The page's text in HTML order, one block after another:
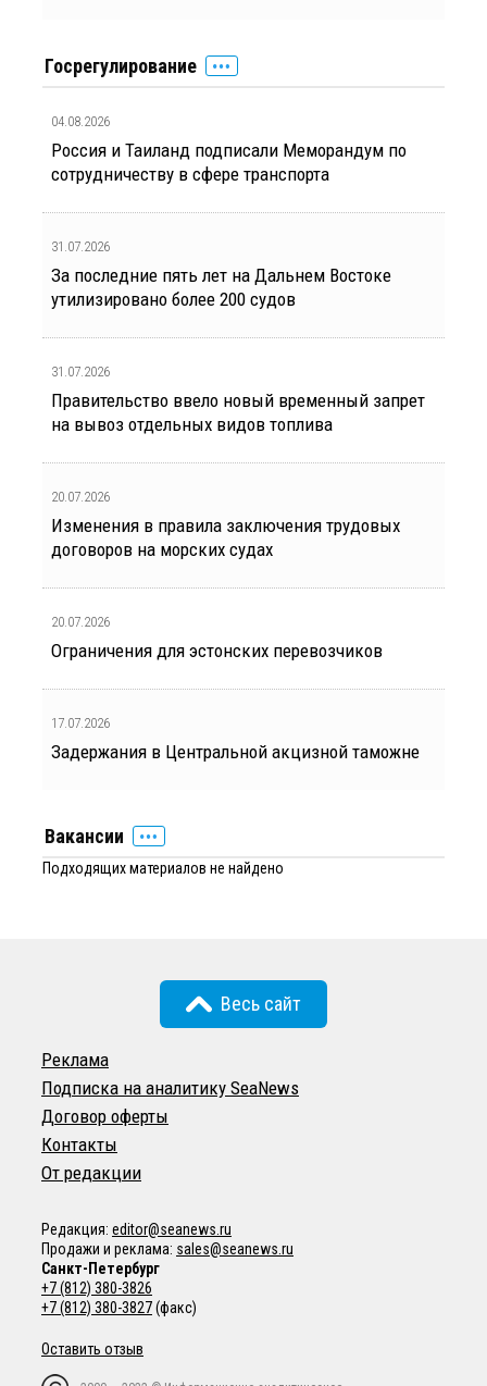
Госрегулирование
04.08.2026
Россия и Таиланд подписали Меморандум по
сотрудничеству в сфере транспорта
31.07.2026
За последние пять лет на Дальнем Востоке
утилизировано более 200 судов
31.07.2026
Правительство ввело новый временный запрет
на вывоз отдельных видов топлива
20.07.2026
Изменения в правила заключения трудовых
договоров на морских судах
20.07.2026
Ограничения для эстонских перевозчиков
17.07.2026
Задержания в Центральной акцизной таможне
Вакансии
Подходящих материалов не найдено
Весь сайт
Реклама
Подписка на аналитику SeaNews
Договор оферты
Контакты
От редакции
Редакция: editor@seanews.ru
Продажи и реклама: sales@seanews.ru
Санкт-Петербург
+7 (812) 380-3826
+7 (812) 380-3827(факс)
Оставить отзыв